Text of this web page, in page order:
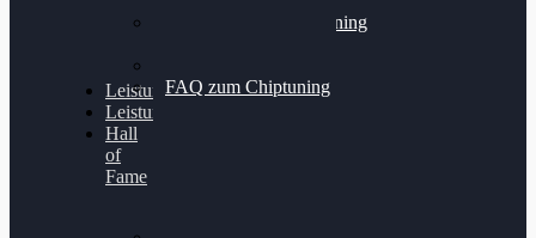
Professionelles Chiptuning
FAQ zum Chiptuning
Leistungsmessung
Leistungsprüfstand
Hall
of
Fame